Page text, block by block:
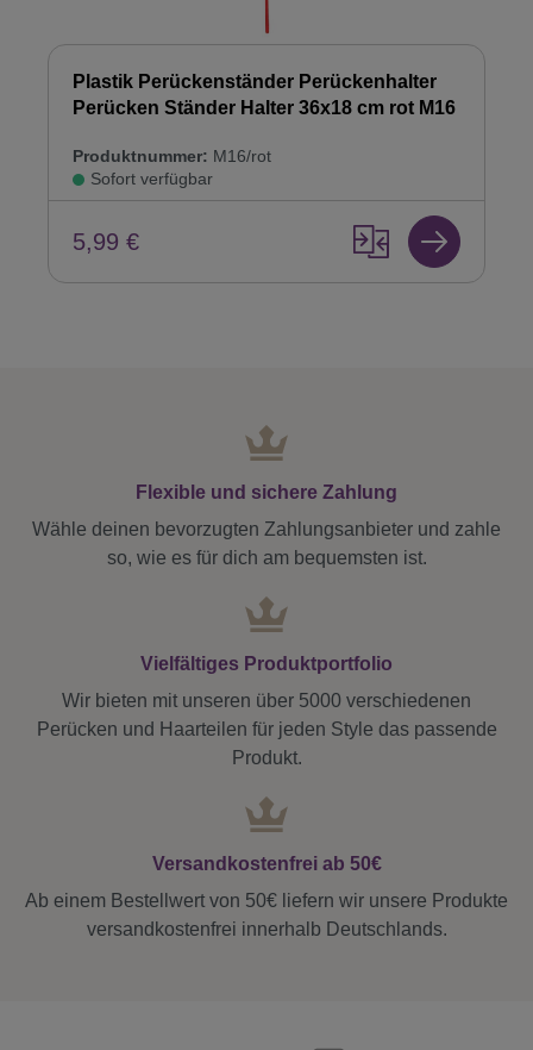
Plastik Perückenständer Perückenhalter
Perücken Ständer Halter 36x18 cm rot M16
Produktnummer: M16/rot
Sofort verfügbar
5,99 €
Flexible und sichere Zahlung
Wähle deinen bevorzugten Zahlungsanbieter und zahle
so, wie es für dich am bequemsten ist.
Vielfältiges Produktportfolio
Wir bieten mit unseren über 5000 verschiedenen
Perücken und Haarteilen für jeden Style das passende
Produkt.
Versandkostenfrei ab 50€
Ab einem Bestellwert von 50€ liefern wir unsere Produkte
versandkostenfrei innerhalb Deutschlands.